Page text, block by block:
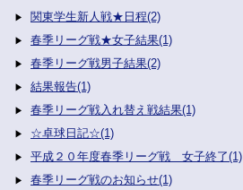
関東学生新人戦★日程(2)
春季リーグ戦★女子結果(1)
春季リーグ戦男子結果(2)
結果報告(1)
春季リーグ戦入れ替え戦結果(1)
☆卓球日記☆(1)
平成２０年度春季リーグ戦 女子終了(1)
春季リーグ戦のお知らせ(1)